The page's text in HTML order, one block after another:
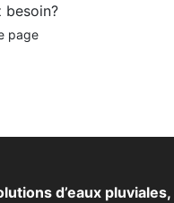
besoin?
page
d’eaux